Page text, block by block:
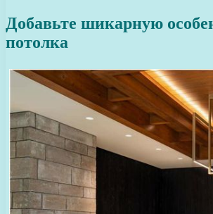
Добавьте шикарную
потолка